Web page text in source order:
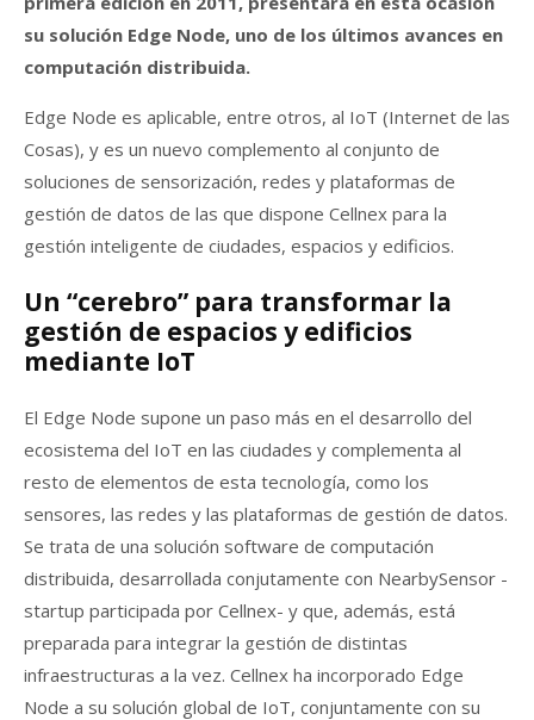
su solución Edge Node, uno de los últimos avances en
computación distribuida.
Edge Node es aplicable, entre otros, al IoT (Internet de las
Cosas), y es un nuevo complemento al conjunto de
soluciones de sensorización, redes y plataformas de
gestión de datos de las que dispone Cellnex para la
gestión inteligente de ciudades, espacios y edificios.
Un “cerebro” para transformar la
gestión de espacios y edificios
mediante IoT
El Edge Node supone un paso más en el desarrollo del
ecosistema del IoT en las ciudades y complementa al
resto de elementos de esta tecnología, como los
sensores, las redes y las plataformas de gestión de datos.
Se trata de una solución software de computación
distribuida, desarrollada conjutamente con NearbySensor -
startup participada por Cellnex- y que, además, está
preparada para integrar la gestión de distintas
infraestructuras a la vez. Cellnex ha incorporado Edge
Node a su solución global de IoT, conjuntamente con su